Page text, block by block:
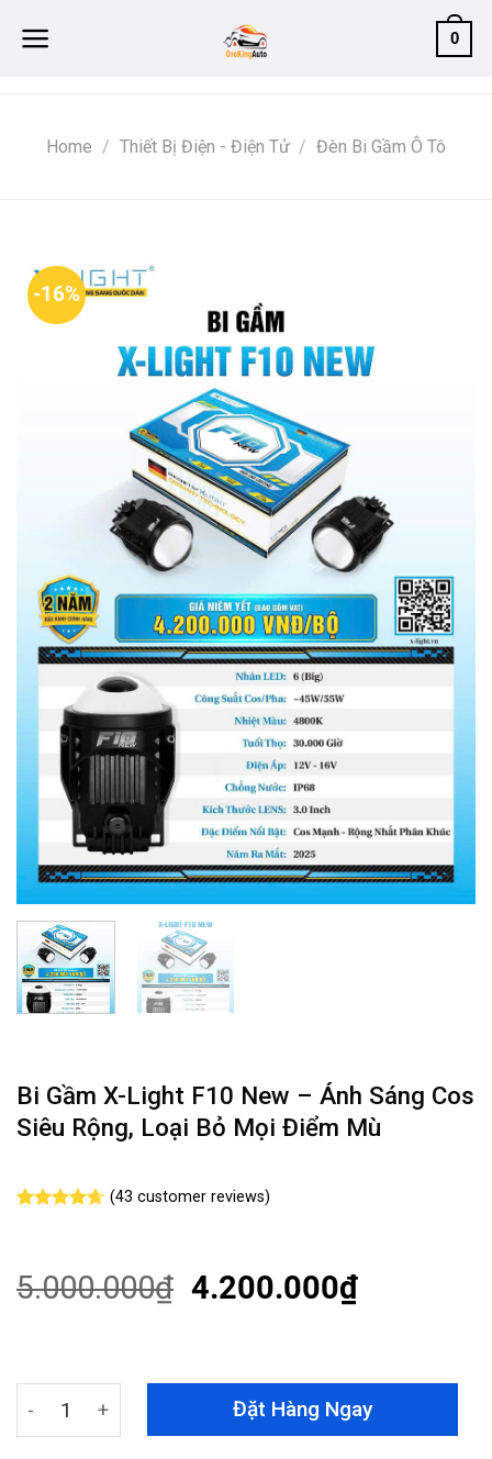
0
Home / Thiết Bị Điện - Điện Tử / Đèn Bi Gầm Ô Tô
-16%
Bi Gầm X-Light F10 New – Ánh Sáng Cos
Siêu Rộng, Loại Bỏ Mọi Điểm Mù
customer
ratings
(43 customer reviews)
5.000.000₫ 4.200.000₫
Bi Gầm X-Light F10 New - Ánh Sáng Cos Siêu Rộng,
Đặt Hàng Ngay